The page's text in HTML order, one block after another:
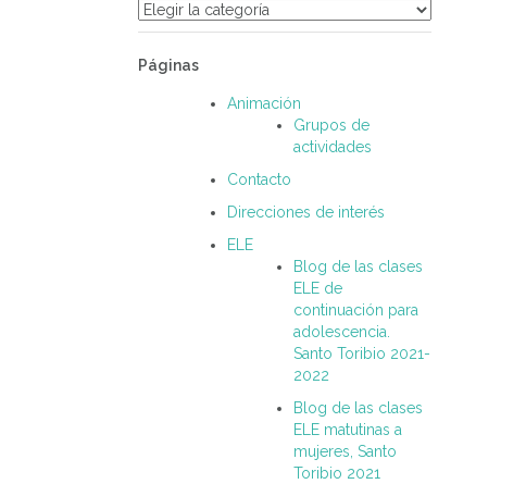
Categorías
Páginas
Animación
Grupos de
actividades
Contacto
Direcciones de interés
ELE
Blog de las clases
ELE de
continuación para
adolescencia.
Santo Toribio 2021-
2022
Blog de las clases
ELE matutinas a
mujeres, Santo
Toribio 2021